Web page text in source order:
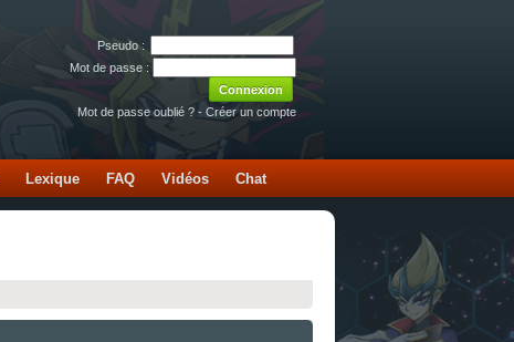
Pseudo :
Mot de passe :
Mot de passe oublié ? - Créer un compte
Lexique FAQ Vidéos Chat